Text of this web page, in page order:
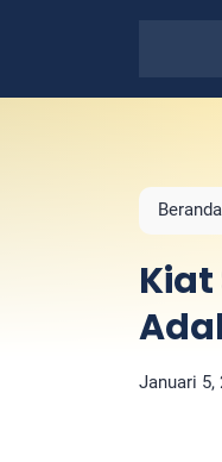
Beranda
Kunci
Januari 5,